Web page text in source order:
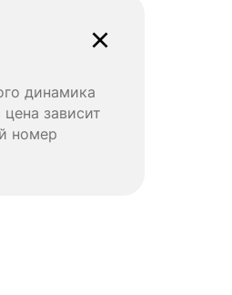
динамика
зависит
номер